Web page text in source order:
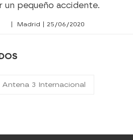
un pequeño accidente.
| Madrid | 25/06/2020
Antena 3 Internacional